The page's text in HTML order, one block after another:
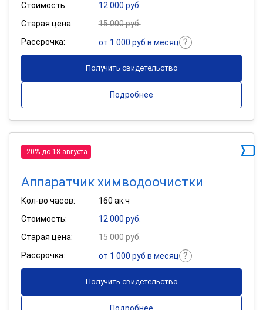
Стоимость:
12 000 руб.
Старая цена:
15 000 руб.
Рассрочка:
от 1 000 руб в месяц
Получить свидетельство
Подробнее
-20% до 18 августа
Аппаратчик химводоочистки
Кол-во часов:
160 ак.ч
Стоимость:
12 000 руб.
Старая цена:
15 000 руб.
Рассрочка:
от 1 000 руб в месяц
Получить свидетельство